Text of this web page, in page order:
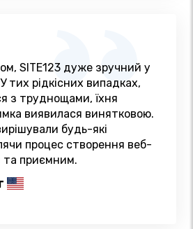
SITE123 дуже зручний у
тих рідкісних випадках,
з труднощами, їхня
виявилася винятковою.
будь-які
процес створення веб-
та приємним.